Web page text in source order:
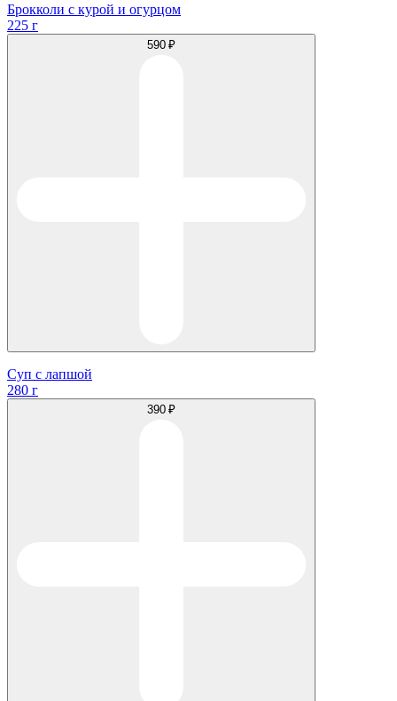
Брокколи с курой и огурцом
225 г
590 ₽
Суп с лапшой
280 г
390 ₽